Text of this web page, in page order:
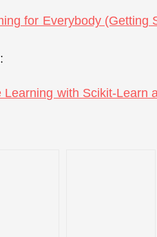
for Everybody (Getting
Learning with Scikit-Learn